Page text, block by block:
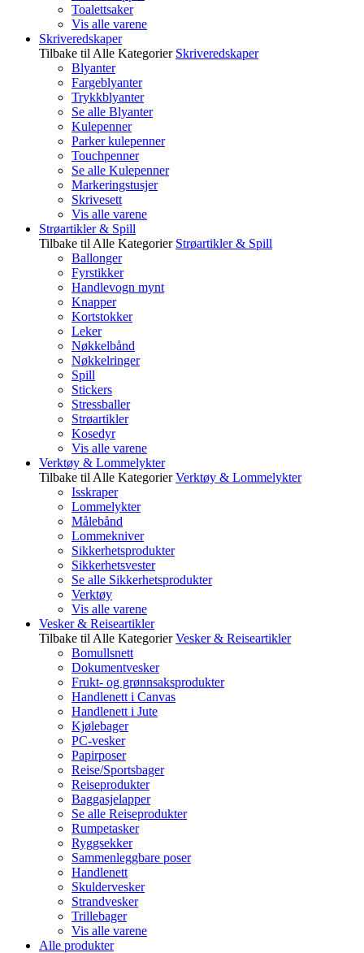
Toalettsaker
Vis alle varene
Skriveredskaper
Tilbake til Alle Kategorier Skriveredskaper
Blyanter
Fargeblyanter
Trykkblyanter
Se alle Blyanter
Kulepenner
Parker kulepenner
Touchpenner
Se alle Kulepenner
Markeringstusjer
Skrivesett
Vis alle varene
Strøartikler & Spill
Tilbake til Alle Kategorier Strøartikler & Spill
Ballonger
Fyrstikker
Handlevogn mynt
Knapper
Kortstokker
Leker
Nøkkelbånd
Nøkkelringer
Spill
Stickers
Stressballer
Strøartikler
Kosedyr
Vis alle varene
Verktøy & Lommelykter
Tilbake til Alle Kategorier Verktøy & Lommelykter
Isskraper
Lommelykter
Målebånd
Lommekniver
Sikkerhetsprodukter
Sikkerhetsvester
Se alle Sikkerhetsprodukter
Verktøy
Vis alle varene
Vesker & Reiseartikler
Tilbake til Alle Kategorier Vesker & Reiseartikler
Bomullsnett
Dokumentvesker
Frukt- og grønnsaksprodukter
Handlenett i Canvas
Handlenett i Jute
Kjølebager
PC-vesker
Papirposer
Reise/Sportsbager
Reiseprodukter
Baggasjelapper
Se alle Reiseprodukter
Rumpetasker
Ryggsekker
Sammenleggbare poser
Handlenett
Skuldervesker
Strandvesker
Trillebager
Vis alle varene
Alle produkter